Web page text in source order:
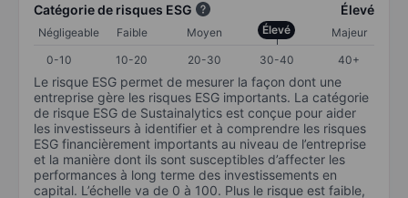
Catégorie de risques ESG Élevé
Négligeable Faible Moyen Élevé
Majeur
0-10
10-20 20-30 30-40 40+
Le risque ESG permet de mesurer la façon dont une
entreprise gère les risques ESG importants. La catégorie
de risque ESG de Sustainalytics est conçue pour aider
les investisseurs à identifier et à comprendre les risques
ESG financièrement importants au niveau de l’entreprise
et la manière dont ils sont susceptibles d’affecter les
performances à long terme des investissements en
capital. L’échelle va de 0 à 100. Plus le risque est faible,